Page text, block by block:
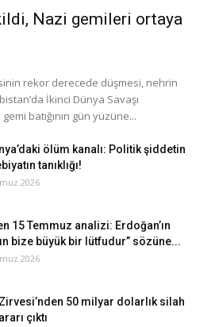
Nazi gemileri ortaya
rekor derecede düşmesi, nehrin
İkinci Dünya Savaşı
batığının gün yüzüne...
ölüm kanalı: Politik şiddetin
tanıklığı!
2026
15 Temmuz analizi: Erdoğan’ın
bize büyük bir lütfudur” sözüne...
2026
Zirvesi’nden 50 milyar dolarlık silah
çıktı